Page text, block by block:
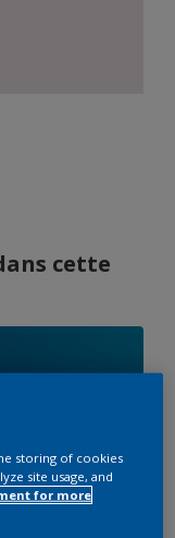
cette
storing of cookies
site usage, and
for more